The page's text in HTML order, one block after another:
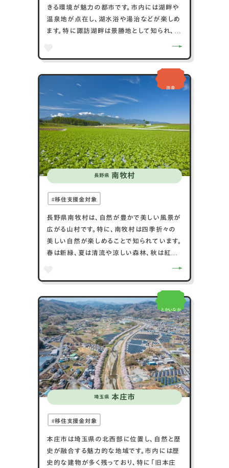
きる環境が魅力の都市です。市内には湖畔や
温泉地が点在し、湖水浴や湯治などが楽しめ
ます。特に諏訪湖畔は景勝地として知られ、水
折々の風景が美しく、特に春の桜や秋の紅葉
は見事です。地域の祭りやイベントも盛んで、
地元の文化に触れる機会も豊富です。茅野市
は自然、食、温泉、文化の魅力が満載の都市
です。
長野県 南牧村
田舎
移住支援金対象
長野県南牧村は、自然が豊かで美しい風景が
広がる山村です。特に、南牧村は四季折々の
美しい自然が楽しめることで知られています。
春は新緑、夏は清流や涼しい森林、秋は紅葉、
た、南牧村は温泉地でもあり、自然の中で心
身を癒す温泉が楽しめます。地元の食材も新
鮮で豊富であり、山菜や川魚を使った郷土料
理が人気です。南牧村は、自然、温泉、食、アウ
トドアの魅力が豊かな山村です。
埼玉県 本庄市
とかいなか
移住支援金対象
本庄市は埼玉県の北西部に位置し、自然と歴
史が融合する魅力的な地域です。市内には歴
史的な建物が多く残っており、特に「旧本庄